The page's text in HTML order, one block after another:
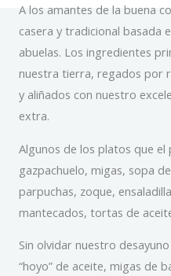
A los amantes de la buena
casera y tradicional basada
abuelas. Los ingredientes
nuestra tierra, regados por
y aliñados con nuestro
extra.
Algunos de los platos que
gazpachuelo, migas, sopa
parpuchas, zoque,
mantecados, tortas de
Sin olvidar nuestro
“hoyo” de aceite, migas de